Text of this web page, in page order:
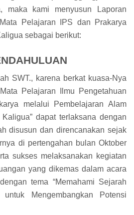
maka kami menyusun Laporan
Pelajaran IPS dan Prakarya
sebagai berikut:
SWT., karena berkat kuasa-Nya
Pelajaran Ilmu Pengetahuan
melalui Pembelajaran Alam
Kaligua” dapat terlaksana dengan
disusun dan direncanakan sejak
di pertengahan bulan Oktober
sukses melaksanakan kegiatan
yang dikemas dalam acara
tema “Memahami Sejarah
Mengembangkan Potensi